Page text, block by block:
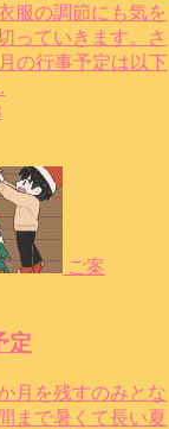
服の調節にも気を
っていきます。さ
の行事予定は以下
ご案
定
月を残すのみとな
まで暑くて長い夏